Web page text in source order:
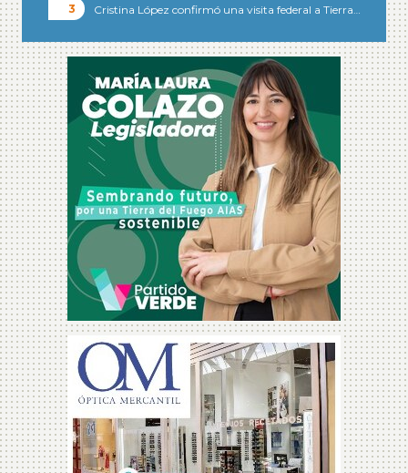
Cristina López confirmó una visita federal a Tierra…